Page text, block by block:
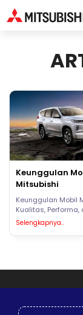
Keunggulan
Mitsubishi
Keunggulan Mobil
Kualitas, Performa,
TerdepanMobil
sudah dikenal
satu merek otomotif
Selengkapnya..